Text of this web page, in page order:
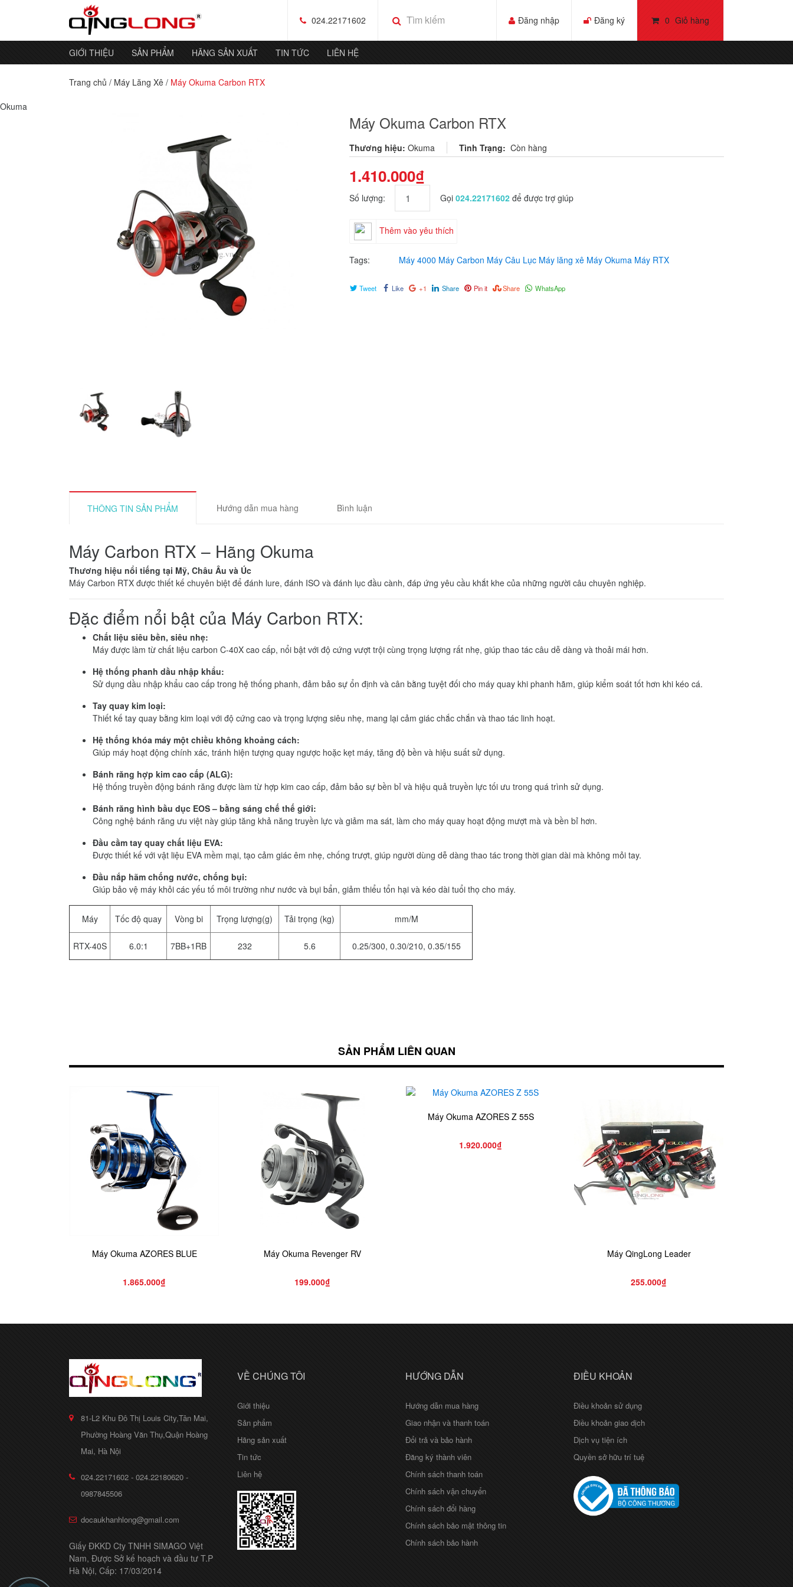
0 Giỏ hàng
024.22171602 Đăng nhập Đăng ký
GIỚI THIỆU SẢN PHẨM HÃNG SẢN XUẤT TIN TỨC LIÊN HỆ
Trang chủ / Máy Lăng Xê / Máy Okuma Carbon RTX
Okuma
Máy Okuma Carbon RTX
Thương hiệu: Okuma Tình Trạng: Còn hàng
1.410.000₫
Số lượng: Gọi 024.22171602 để được trợ giúp
Thêm vào yêu thích
Tags: Máy 4000 Máy Carbon Máy Câu Lục Máy lăng xê Máy Okuma Máy RTX
Tweet Like +1 Share Pin it Share WhatsApp
THÔNG TIN SẢN PHẨM Hướng dẫn mua hàng Bình luận
Máy Carbon RTX – Hãng Okuma
Thương hiệu nổi tiếng tại Mỹ, Châu Âu và Úc
Máy Carbon RTX được thiết kế chuyên biệt để đánh lure, đánh ISO và đánh lục đầu cành, đáp ứng yêu cầu khắt khe của những người câu chuyên nghiệp.
Đặc điểm nổi bật của Máy Carbon RTX:
Chất liệu siêu bền, siêu nhẹ:
Máy được làm từ chất liệu carbon C-40X cao cấp, nổi bật với độ cứng vượt trội cùng trọng lượng rất nhẹ, giúp thao tác câu dễ dàng và thoải mái hơn.
Hệ thống phanh dầu nhập khẩu:
Sử dụng dầu nhập khẩu cao cấp trong hệ thống phanh, đảm bảo sự ổn định và cân bằng tuyệt đối cho máy quay khi phanh hãm, giúp kiểm soát tốt hơn khi kéo cá.
Tay quay kim loại:
Thiết kế tay quay bằng kim loại với độ cứng cao và trọng lượng siêu nhẹ, mang lại cảm giác chắc chắn và thao tác linh hoạt.
Hệ thống khóa máy một chiều không khoảng cách:
Giúp máy hoạt động chính xác, tránh hiện tượng quay ngược hoặc kẹt máy, tăng độ bền và hiệu suất sử dụng.
Bánh răng hợp kim cao cấp (ALG):
Hệ thống truyền động bánh răng được làm từ hợp kim cao cấp, đảm bảo sự bền bỉ và hiệu quả truyền lực tối ưu trong quá trình sử dụng.
Bánh răng hình bầu dục EOS – bằng sáng chế thế giới:
Công nghệ bánh răng ưu việt này giúp tăng khả năng truyền lực và giảm ma sát, làm cho máy quay hoạt động mượt mà và bền bỉ hơn.
Đầu cầm tay quay chất liệu EVA:
Được thiết kế với vật liệu EVA mềm mại, tạo cảm giác êm nhẹ, chống trượt, giúp người dùng dễ dàng thao tác trong thời gian dài mà không mỏi tay.
Đầu nắp hãm chống nước, chống bụi:
Giúp bảo vệ máy khỏi các yếu tố môi trường như nước và bụi bẩn, giảm thiểu tổn hại và kéo dài tuổi thọ cho máy.
Máy Tốc độ quay Vòng bi Trọng lượng(g) Tải trọng (kg) mm/M
RTX-40S 6.0:1 7BB+1RB 232 5.6 0.25/300, 0.30/210, 0.35/155
SẢN PHẨM LIÊN QUAN
Máy Okuma AZORES BLUE
1.865.000₫
Máy Okuma Revenger RV
199.000₫
Máy Okuma AZORES Z 55S
1.920.000₫
Máy QingLong Leader
255.000₫
81-L2 Khu Đô Thị Louis City,Tân Mai,
Phường Hoàng Văn Thụ,Quận Hoàng
Mai, Hà Nội
024.22171602 - 024.22180620 -
0987845506
docaukhanhlong@gmail.com
Giấy ĐKKD Cty TNHH SIMAGO Việt
Nam, Được Sở kế hoạch và đầu tư T.P
Hà Nội, Cấp: 17/03/2014
VỀ CHÚNG TÔI
Giới thiệu
Sản phẩm
Hãng sản xuất
Tin tức
Liên hệ
HƯỚNG DẪN
Hướng dẫn mua hàng
Giao nhận và thanh toán
Đổi trả và bảo hành
Đăng ký thành viên
Chính sách thanh toán
Chính sách vận chuyển
Chính sách đổi hàng
Chính sách bảo mật thông tin
Chính sách bảo hành
ĐIỀU KHOẢN
Điều khoản sử dụng
Điều khoản giao dịch
Dịch vụ tiện ích
Quyền sở hữu trí tuệ